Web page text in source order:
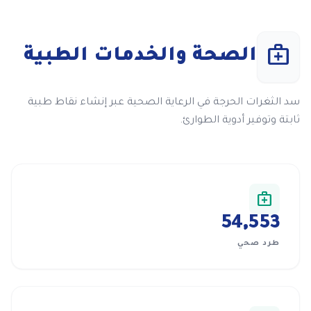
medical_services الصحة والخدمات الطبية
سد الثغرات الحرجة في الرعاية الصحية عبر إنشاء نقاط طبية
ثابتة وتوفير أدوية الطوارئ.
medical_services
55,761
طرد صحي